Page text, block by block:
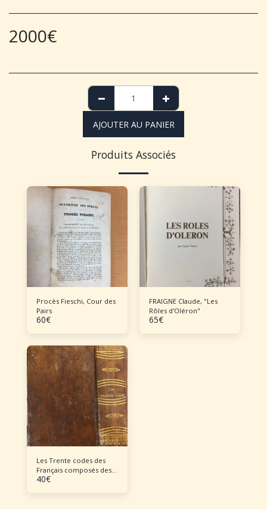
2000€
AJOUTER AU PANIER
Produits Associés
Procès Fieschi, Cour des
Pairs
60€
FRAIGNE Claude, "Les
Rôles d'Oléron"
65€
Les Trente codes des
Français composés des
chartes de 1830, codes
40€